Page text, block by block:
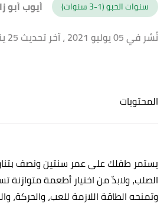
سنوات الحبو (1-3 سنوات)
أيوب أبو
نُشر في 05 يوليو 2021
، آخر تحديث 25 يناير 2023
المحتويات
يستمر طفلك على عمر سنتين ونصف
الصلب، ولابدّ من اختيار أطعمة متوازنة
وتمنحه الطاقة اللازمة للعب، والحركة،